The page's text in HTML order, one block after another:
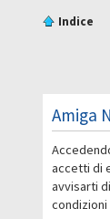
Indice
Amiga
accetti di
avvisarti
condizioni